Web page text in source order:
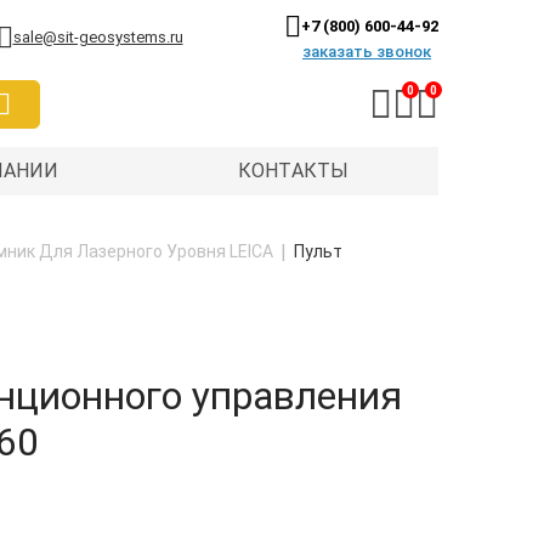
sale@sit-geosystems.ru
+7 (800) 600-44-92
заказать звонок
0 0
КОНТАКТЫ
Для Лазерного Уровня LEICA
Пульт
управления